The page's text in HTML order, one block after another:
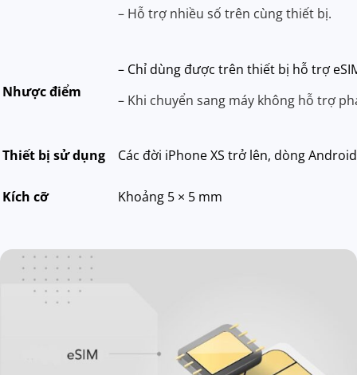
– Hỗ trợ nhiều số trên cùng thiết bị.
Nhược điểm
– Chỉ dùng được trên thiết bị hỗ trợ
– Khi chuyển sang máy không hỗ trợ
Thiết bị sử dụng Các đời iPhone XS trở lên, dòng
Kích cỡ Khoảng 5 × 5 mm